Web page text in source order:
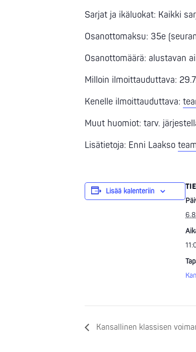
Sarjat ja ikäluokat: Kaikki
Osanottomaksu: 35e
Osanottomäärä: alustavan
Milloin ilmoittauduttava:
Kenelle ilmoittauduttava:
Muut huomiot: tarv.
Lisätietoja: Enni Laakso
Lisää kalenteriin
Kansallinen klassisen